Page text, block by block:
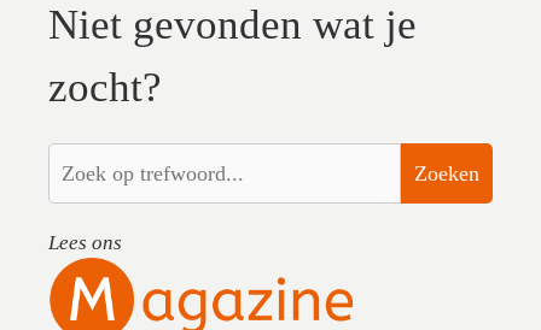
Niet gevonden wat je
zocht?
Zoeken
Lees ons